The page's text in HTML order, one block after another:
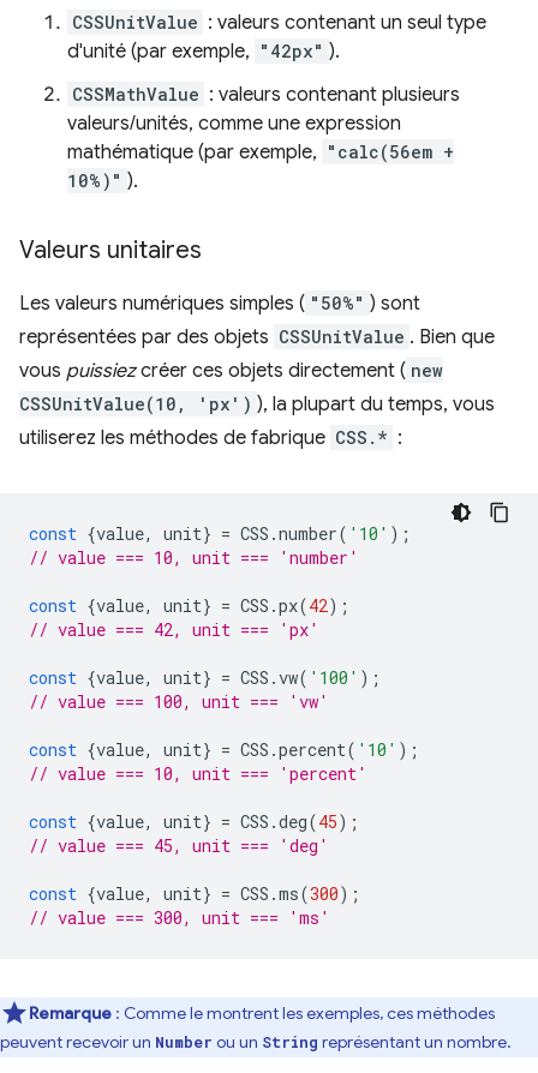
CSSUnitValue : valeurs contenant un seul type
d'unité (par exemple, "42px" ).
CSSMathValue : valeurs contenant plusieurs
valeurs/unités, comme une expression
mathématique (par exemple, "calc(56em +
10%)" ).
Valeurs unitaires
Les valeurs numériques simples ( "50%" ) sont
représentées par des objets CSSUnitValue . Bien que
vous puissiezcréer ces objets directement ( new
CSSUnitValue(10, 'px') ), la plupart du temps, vous
utiliserez les méthodes de fabrique CSS.* :
const {value, unit} = CSS .number( '10' );
// value === 10, unit === 'number'
const {value, unit} = CSS .px(42);
// value === 42, unit === 'px'
const {value, unit} = CSS .vw( '100' );
// value === 100, unit === 'vw'
const {value, unit} = CSS .percent( '10' );
// value === 10, unit === 'percent'
const {value, unit} = CSS .deg(45);
// value === 45, unit === 'deg'
const {value, unit} = CSS .ms(300);
// value === 300, unit === 'ms'
Remarque : Comme le montrent les exemples, ces méthodes
peuvent recevoir un Number ou un String représentant un nombre.